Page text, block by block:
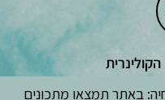
באתר תמצאו מתכונים